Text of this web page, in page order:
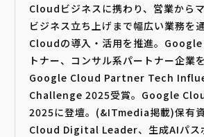
Cloudビジネスに携わり、営業からマ
ビジネス立ち上げまで幅広い業務を
Cloudの導入・活用を推進。
トナー、コンサル系パートナー企業
Google Cloud Partner Tech
Challenge 2025受賞。Google
2025に登壇。(&ITmedia掲載)保有
Cloud Digital Leader、生成AIパス